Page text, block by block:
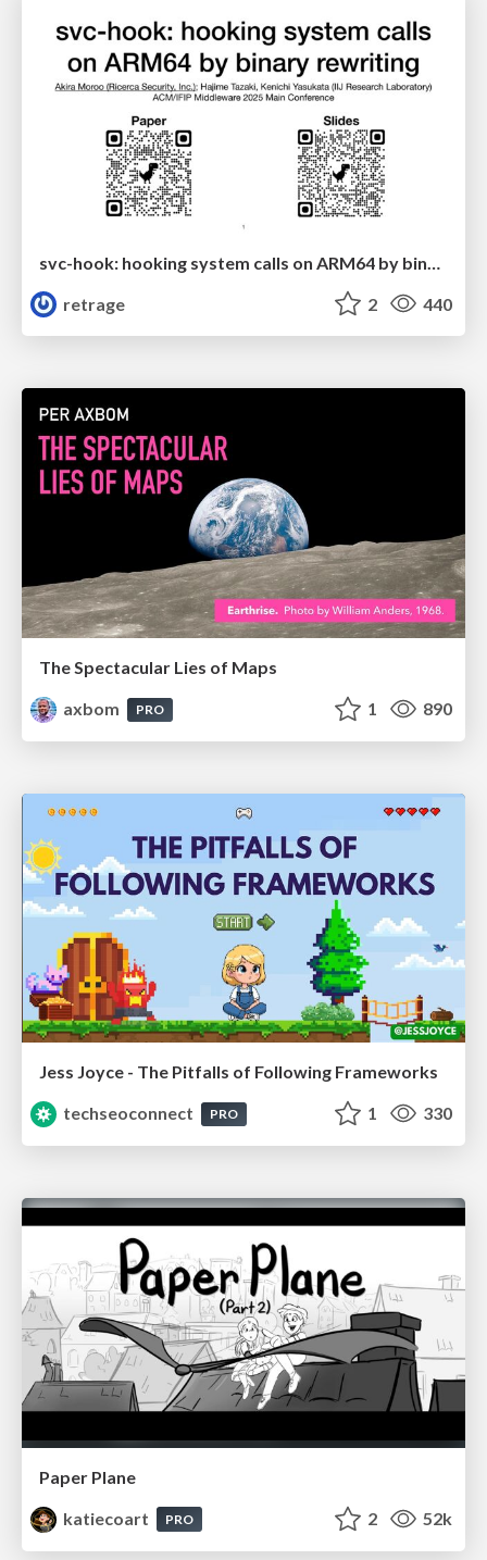
retrage
2 440
The Spectacular Lies of Maps
axbom
PRO 1 890
Jess Joyce - The Pitfalls of Following Frameworks
techseoconnect
PRO 1 330
Paper Plane
katiecoart
PRO 2 52k